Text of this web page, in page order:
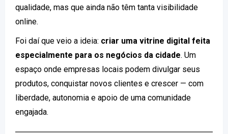
qualidade, mas que ainda não têm tanta visibilidade
online.
Foi daí que veio a ideia: criar uma vitrine digital feita
especialmente para os negócios da cidade. Um
espaço onde empresas locais podem divulgar seus
produtos, conquistar novos clientes e crescer — com
liberdade, autonomia e apoio de uma comunidade
engajada.